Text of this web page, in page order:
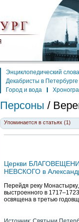
Энциклопедический
Декабристы в Петербурге
Город и вода
Персоны /
Упоминается в статьях (1)
Церкви
НЕВСКОГО в
Перейдя реку
выстроенного в
освящена в третью